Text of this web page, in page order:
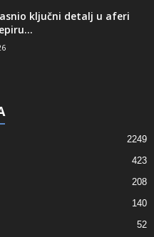
ključni detalj u aferi
2249
423
208
140
52